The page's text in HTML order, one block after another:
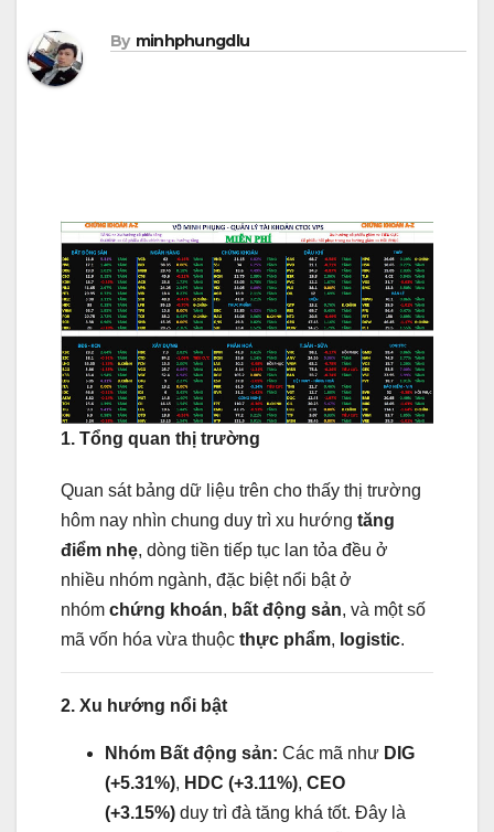
By minhphungdlu
1. Tổng quan thị trường
Quan sát bảng dữ liệu trên cho thấy thị trường
hôm nay nhìn chung duy trì xu hướng tăng
điểm nhẹ, dòng tiền tiếp tục lan tỏa đều ở
nhiều nhóm ngành, đặc biệt nổi bật ở
nhóm chứng khoán, bất động sản, và một số
mã vốn hóa vừa thuộc thực phẩm, logistic.
2. Xu hướng nổi bật
Nhóm Bất động sản: Các mã như DIG
(+5.31%), HDC (+3.11%), CEO
(+3.15%) duy trì đà tăng khá tốt. Đây là